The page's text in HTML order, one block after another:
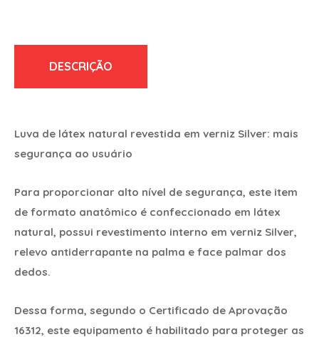
DESCRIÇÃO
Luva de látex natural revestida em verniz Silver: mais
segurança ao usuário
Para proporcionar alto nível de segurança, este item
de formato anatômico é confeccionado em látex
natural, possui revestimento interno em verniz Silver,
relevo antiderrapante na palma e face palmar dos
dedos.
Dessa forma, segundo o Certificado de Aprovação
16312, este equipamento é habilitado para proteger as